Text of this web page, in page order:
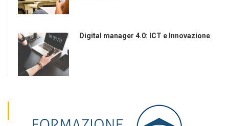
Digital manager 4.0: ICT e Innovazione